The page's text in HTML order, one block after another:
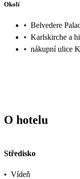
Okolí
• Belvedere
• Karlskirche a
• nákupní ulice
O hotelu
Středisko
• Vídeň